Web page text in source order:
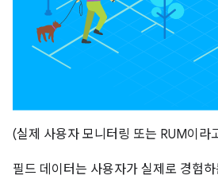
(실제 사용자 모니터링 또는 RUM이라
필드 데이터는 사용자가 실제로 경험